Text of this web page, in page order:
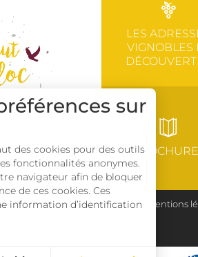
LES
VIGNOBLES
Languedoc et Vignobles Mentions
sur
des cookies pour des outils
fonctionnalités anonymes.
navigateur afin de bloquer
de ces cookies. Ces
information d’identification